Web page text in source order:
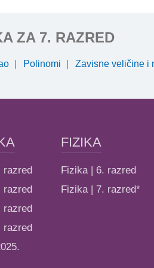
ZA 7. RAZRED
Polinomi Zavisne veličine i
razred
razred
razred
razred
FIZIKA
Fizika | 6. razred
Fizika | 7. razred*